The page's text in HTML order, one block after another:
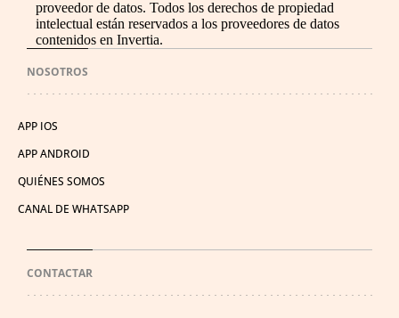
proveedor de datos. Todos los derechos de propiedad
intelectual están reservados a los proveedores de datos
contenidos en Invertia.
NOSOTROS
APP IOS
APP ANDROID
QUIÉNES SOMOS
CANAL DE WHATSAPP
CONTACTAR